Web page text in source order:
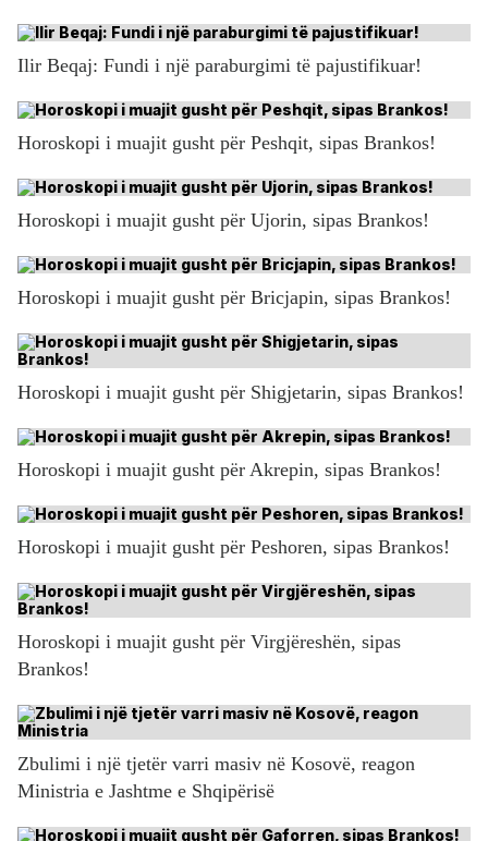
Ilir Beqaj: Fundi i një paraburgimi të pajustifikuar!
Horoskopi i muajit gusht për Peshqit, sipas Brankos!
Horoskopi i muajit gusht për Ujorin, sipas Brankos!
Horoskopi i muajit gusht për Bricjapin, sipas Brankos!
Horoskopi i muajit gusht për Shigjetarin, sipas Brankos!
Horoskopi i muajit gusht për Akrepin, sipas Brankos!
Horoskopi i muajit gusht për Peshoren, sipas Brankos!
Horoskopi i muajit gusht për Virgjëreshën, sipas
Brankos!
Zbulimi i një tjetër varri masiv në Kosovë, reagon
Ministria e Jashtme e Shqipërisë